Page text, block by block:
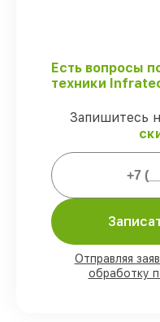
оговоренные
Поддержка
виды работ и
оптических
Мы гарантируем:
работ по
90%
установке в
Есть вопросы
техники
Запишитесь
Отправляя
обработку